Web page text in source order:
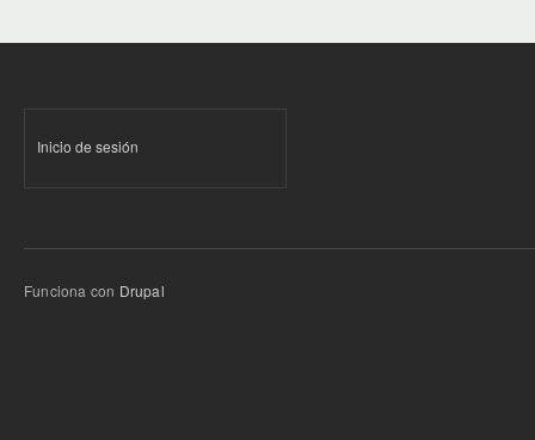
Inicio de sesión
Funciona con Drupal